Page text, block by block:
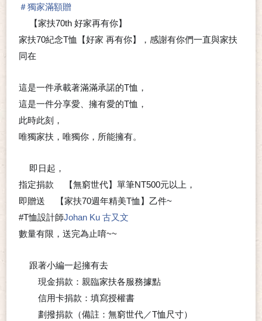
＃獨家滿額贈
【家扶70th 好家再有你】
家扶70紀念T恤【好家 再有你】，感謝有你們一直與家扶
同在
這是一件承載著滿滿承諾的T恤，
這是一件分享愛、擁有愛的T恤，
此時此刻，
唯獨家扶，唯獨你，所能擁有。
即日起，
指定捐款
【無窮世代】單筆NT500元以上，
即贈送
【家扶70週年精美T恤】乙件~
#T恤設計師Johan Ku 古又文
數量有限，送完為止唷~~
跟著小編一起擁有去
現金捐款：親臨家扶各服務據點
信用卡捐款：填寫授權書
劃撥捐款（備註：無窮世代／T恤尺寸）